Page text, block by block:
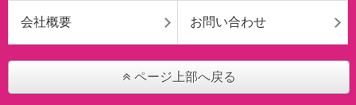
会社概要 お問い合わせ
ページ上部へ戻る